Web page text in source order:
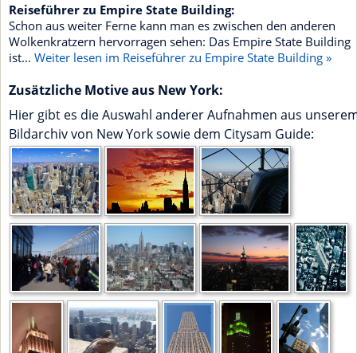
Reiseführer zu Empire State Building:
Schon aus weiter Ferne kann man es zwischen den anderen
Wolkenkratzern hervorragen sehen: Das Empire State Building
ist... Weiter lesen im Reiseführer zu Empire State Building »
Zusätzliche Motive aus New York:
Hier gibt es die Auswahl anderer Aufnahmen aus
Bildarchiv von New York sowie dem Citysam Guide: